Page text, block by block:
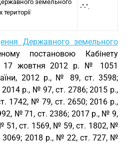
земельного
-"-".
Державного земельного
постановою Кабінету
17 жовтня 2012 р. № 1051
2012 р., № 89, ст. 3598;
р., № 97, ст. 2786; 2015 р.,
1742, № 79, ст. 2650; 2016 р.,
№ 71, ст. 2386; 2017 р., № 9,
51, ст. 1569, № 59, ст. 1802, №
3069; 2018 р., № 22, ст. 727, №